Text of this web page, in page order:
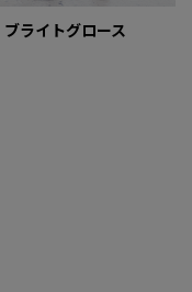
ブライトグロース